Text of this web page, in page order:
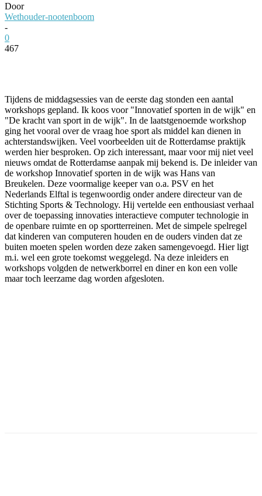
Door
Wethouder-nootenboom
-
0
467
Tijdens de middagsessies van de eerste dag stonden een aantal
workshops gepland. Ik koos voor "Innovatief sporten in de wijk" en
"De kracht van sport in de wijk". In de laatstgenoemde workshop
ging het vooral over de vraag hoe sport als middel kan dienen in
achterstandswijken. Veel voorbeelden uit de Rotterdamse praktijk
werden hier besproken. Op zich interessant, maar voor mij niet veel
nieuws omdat de Rotterdamse aanpak mij bekend is. De inleider van
de workshop Innovatief sporten in de wijk was Hans van
Breukelen. Deze voormalige keeper van o.a. PSV en het
Nederlands Elftal is tegenwoordig onder andere directeur van de
Stichting Sports & Technology. Hij vertelde een enthousiast verhaal
over de toepassing innovaties interactieve computer technologie in
de openbare ruimte en op sportterreinen. Met de simpele spelregel
dat kinderen van computeren houden en de ouders vinden dat ze
buiten moeten spelen worden deze zaken samengevoegd. Hier ligt
m.i. wel een grote toekomst weggelegd. Na deze inleiders en
workshops volgden de netwerkborrel en diner en kon een volle
maar toch leerzame dag worden afgesloten.